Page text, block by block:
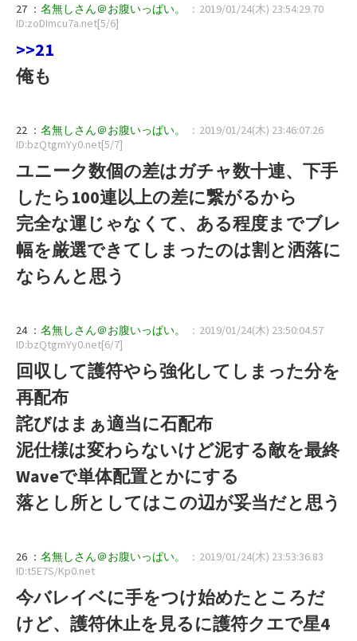
27 ： 名無しさん＠お腹いっぱい。
：2019/01/24(木) 23:54:29.70
ID:zoDImcu7a.net[5/6]
>>21
俺も
22 ： 名無しさん＠お腹いっぱい。
：2019/01/24(木) 23:46:07.26
ID:bzQtgmYy0.net[5/7]
ユニーク数個の差はガチャ数十連、下手
したら100連以上の差に繋がるから
完全な運じゃなくて、ある程度までブレ
幅を厳選できてしまったのは割と洒落に
ならんと思う
24 ： 名無しさん＠お腹いっぱい。
：2019/01/24(木) 23:50:04.57
ID:bzQtgmYy0.net[6/7]
回収して護符やら強化してしまった分を
再配布
詫びはまぁ適当に石配布
泥仕様は変わらないけど泥する敵を最終
Waveで単体配置とかにする
落とし所としてはこの辺が妥当だと思う
26 ： 名無しさん＠お腹いっぱい。
：2019/01/24(木) 23:53:36.83
ID:t5E7S/Kp0.net
今バレイベに手をつけ始めたところだ
けど、護符休止を見るに護符クエで星4